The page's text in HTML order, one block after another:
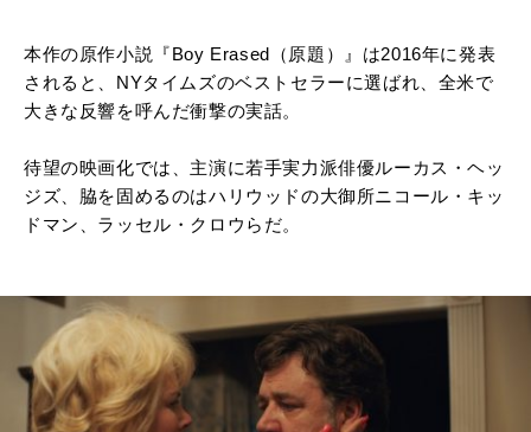
本作の原作小説『Boy Erased（原題）』は2016年に発表
されると、NYタイムズのベストセラーに選ばれ、全米で
大きな反響を呼んだ衝撃の実話。
待望の映画化では、主演に若手実力派俳優ルーカス・ヘッ
ジズ、脇を固めるのはハリウッドの大御所ニコール・キッ
ドマン、ラッセル・クロウらだ。